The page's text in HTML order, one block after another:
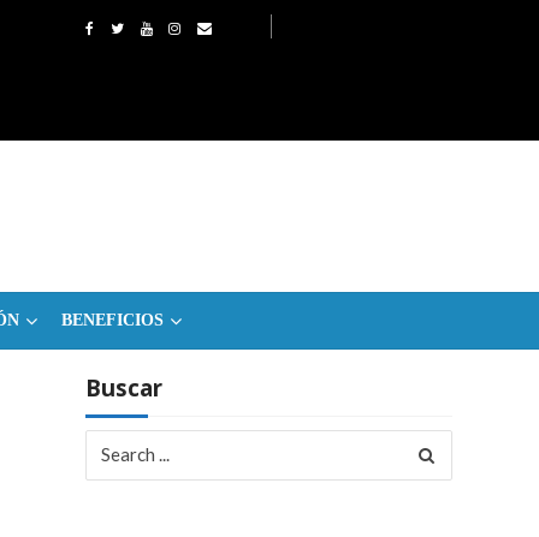
BENEFICIOS
Buscar
for: